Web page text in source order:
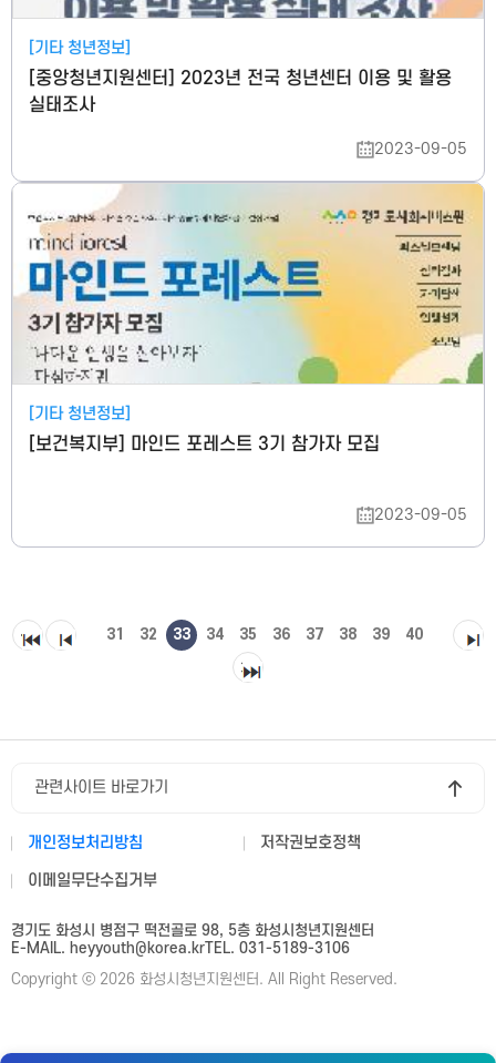
[기타 청년정보]
[중앙청년지원센터] 2023년 전국 청년센터 이용 및 활용
실태조사
2023-09-05
[기타 청년정보]
[보건복지부] 마인드 포레스트 3기 참가자 모집
2023-09-05
31 32 33 34 35 36 37 38 39 40
개인정보처리방침
저작권보호정책
이메일무단수집거부
경기도 화성시 병점구 떡전골로 98, 5층 화성시청년지원센터
E-MAIL. heyyouth@korea.krTEL. 031-5189-3106
Copyright ⓒ 2026 화성시청년지원센터. All Right Reserved.
관련사이트 바로가기